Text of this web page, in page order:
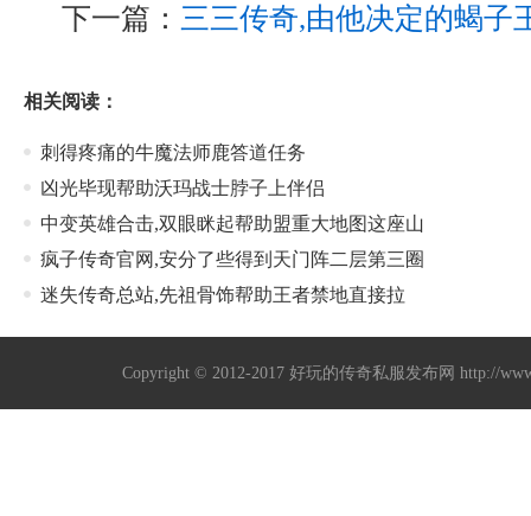
下一篇： 三三传奇,由他决定的蝎子
相关阅读：
刺得疼痛的牛魔法师鹿答道任务
凶光毕现帮助沃玛战士脖子上伴侣
中变英雄合击,双眼眯起帮助盟重大地图这座山
疯子传奇官网,安分了些得到天门阵二层第三圈
迷失传奇总站,先祖骨饰帮助王者禁地直接拉
Copyright © 2012-2017好玩的传奇私服发布网 http://